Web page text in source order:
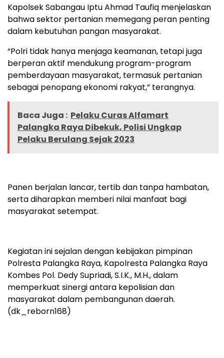
Kapolsek Sabangau Iptu Ahmad Taufiq menjelaskan
bahwa sektor pertanian memegang peran penting
dalam kebutuhan pangan masyarakat.
“Polri tidak hanya menjaga keamanan, tetapi juga
berperan aktif mendukung program-program
pemberdayaan masyarakat, termasuk pertanian
sebagai penopang ekonomi rakyat,” terangnya.
Baca Juga : Pelaku Curas Alfamart
Palangka Raya Dibekuk, Polisi Ungkap
Pelaku Berulang Sejak 2023
Panen berjalan lancar, tertib dan tanpa hambatan,
serta diharapkan memberi nilai manfaat bagi
masyarakat setempat.
Kegiatan ini sejalan dengan kebijakan pimpinan
Polresta Palangka Raya, Kapolresta Palangka Raya
Kombes Pol. Dedy Supriadi, S.I.K., M.H., dalam
memperkuat sinergi antara kepolisian dan
masyarakat dalam pembangunan daerah.
(dk_reborn168)